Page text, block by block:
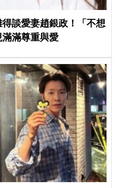
得談愛妻趙銀政！「不想
滿尊重與愛